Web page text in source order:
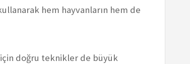
hem hayvanların hem de
doğru teknikler de büyük